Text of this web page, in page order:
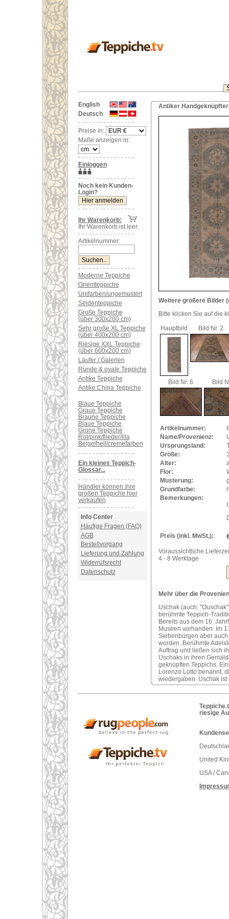
English
Deutsch
Preise in:
Maße anzeigen in:
Einloggen
Noch kein Kunden-
Login?
Ihr Warenkorb:
Ihr Warenkorb ist leer.
Artikelnummer:
Moderne Teppiche
Orientteppiche
Unifarben/ungemustert
Seidenteppiche
Große Teppiche
(über 300x200 cm)
Sehr große XL Teppiche
(über 400x200 cm)
Riesige XXL Teppiche
(über 600x200 cm)
Läufer / Galerien
Runde & ovale Teppiche
Antike Teppiche
Antike China Teppiche
Blaue Teppiche
Graue Teppiche
Braune Teppiche
Blaue Teppiche
Grüne Teppiche
Rot/pink/flieder/lila
Beige/hell/cremefarben
Ein kleines Teppich-
Glossar...
Händler können ihre
großen Teppiche hier
verkaufen
Info Center
Häufige Fragen (FAQ)
AGB
Bestellvorgang
Lieferung und Zahlung
Widerrufsrecht
Datenschutz
Antiker
Weitere größere Bilder
Bitte klicken Sie auf die
Hauptbild
Bild Nr. 2
Bild Nr. 6 Bild
Artikelnummer:
Name/Provenienz:
Ursprungsland:
Größe:
Alter:
Flor:
Musterung:
Grundfarbe:
Bemerkungen:
Preis (inkl. MwSt.):
Voraussichtliche
4 - 8 Werktage
Mehr über die
Uschak (auch:
berühmte Teppich-
Bereits aus dem 16.
Museen vorhanden. Im
Siebenbürgen aber
worden. Berühmte
Auftrag und ließen sich
Uschaks in ihren
geknüpften Teppichs.
Lorenzo Lotto benannt,
wiedergaben. Uschak
riesige
United
USA /